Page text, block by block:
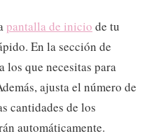
pantalla de inicio de tu
En la sección de
los que necesitas para
ajusta el número de
cantidades de los
automáticamente.